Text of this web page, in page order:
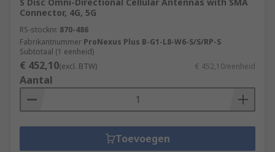
Connector, 4G, 5G
RS-stocknr. 870-486
Fabrikantnummer ProNexus Plus B-G1-L8-W6-S/S/RP-S
Subtotaal (1 eenheid)
€ 452,10(excl. BTW) € 452,10/eenheid
Aantal
Toevoegen